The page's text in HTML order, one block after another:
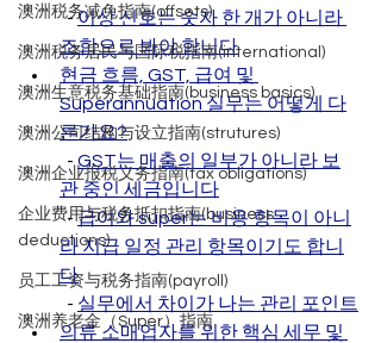
澳洲税务减免指南(offsets)
澳洲税务居民与国际税指南(international)
澳洲生意税务基础指南(business basics)
澳洲公司结构与设立指南(strutures)
澳洲企业报税义务指南(tax obligations)
企业费用与税务抵扣指南(business
deductions)
员工工资与税务指南(payroll)
澳洲养老金（Super）指南
  -
이상 신호는 숫자 한 개가 아니라
조합으로 봐야 합니다
현금 흐름, GST, 급여 및
Superannuation 실무는 어떻게 다
른가요?
  -
GST는 매출의 일부가 아니라 보
관 중인 세금입니다
  -
급여와 super는 비용 항목이 아니
라 지급 일정 관리 항목이기도 합니
다
  -
실무에서 차이가 나는 관리 포인트
의류 소매업자를 위한 핵심 세무 및